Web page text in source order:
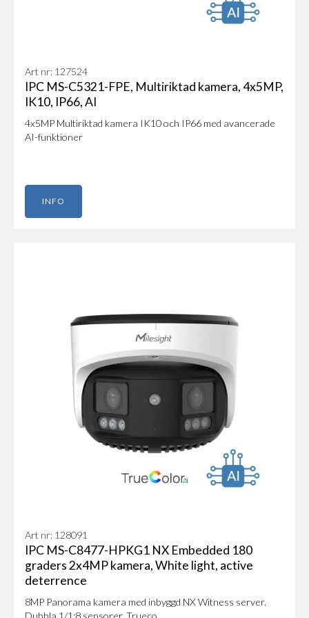
Art nr: 127524
IPC MS-C5321-FPE, Multiriktad kamera, 4x5MP,
IK10, IP66, AI
4x5MP Multiriktad kamera IK10 och IP66 med avancerade
AI-funktioner
INFO
Art nr: 128091
IPC MS-C8477-HPKG1 NX Embedded 180
graders 2x4MP kamera, White light, active
deterrence
8MP Panorama kamera med inbyggd NX Witness server.